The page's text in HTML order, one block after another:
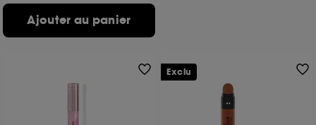
Ajouter au panier
Exclu